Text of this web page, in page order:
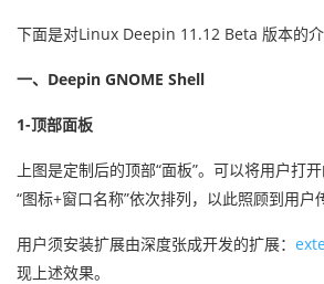
下面是对Linux Deepin 11.12 Beta 版本的介
一、Deepin GNOME Shell
1-顶部面板
上图是定制后的顶部“面板”。可以将用户打
“图标+窗口名称”依次排列，以此照顾到用户
用户须安装扩展由深度张成开发的扩展：
现上述效果。